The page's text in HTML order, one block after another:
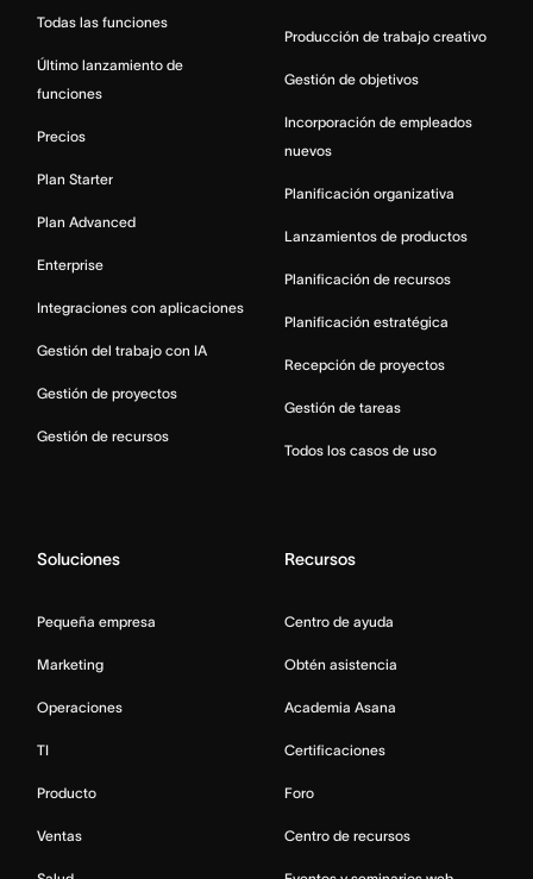
Todas las funciones
Último lanzamiento de
funciones
Precios
Plan Starter
Plan Advanced
Enterprise
Integraciones con aplicaciones
Gestión del trabajo con IA
Gestión de proyectos
Gestión de recursos
Producción de trabajo creativo
Gestión de objetivos
Incorporación de empleados
nuevos
Planificación organizativa
Lanzamientos de productos
Planificación de recursos
Planificación estratégica
Recepción de proyectos
Gestión de tareas
Todos los casos de uso
Soluciones
Pequeña empresa
Marketing
Operaciones
TI
Producto
Ventas
Recursos
Centro de ayuda
Obtén asistencia
Academia Asana
Certificaciones
Foro
Centro de recursos